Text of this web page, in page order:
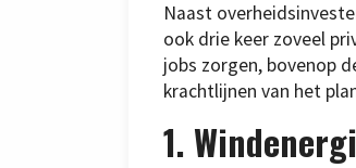
Naast
ook drie keer zoveel
jobs zorgen, bovenop
krachtlijnen van het
1.